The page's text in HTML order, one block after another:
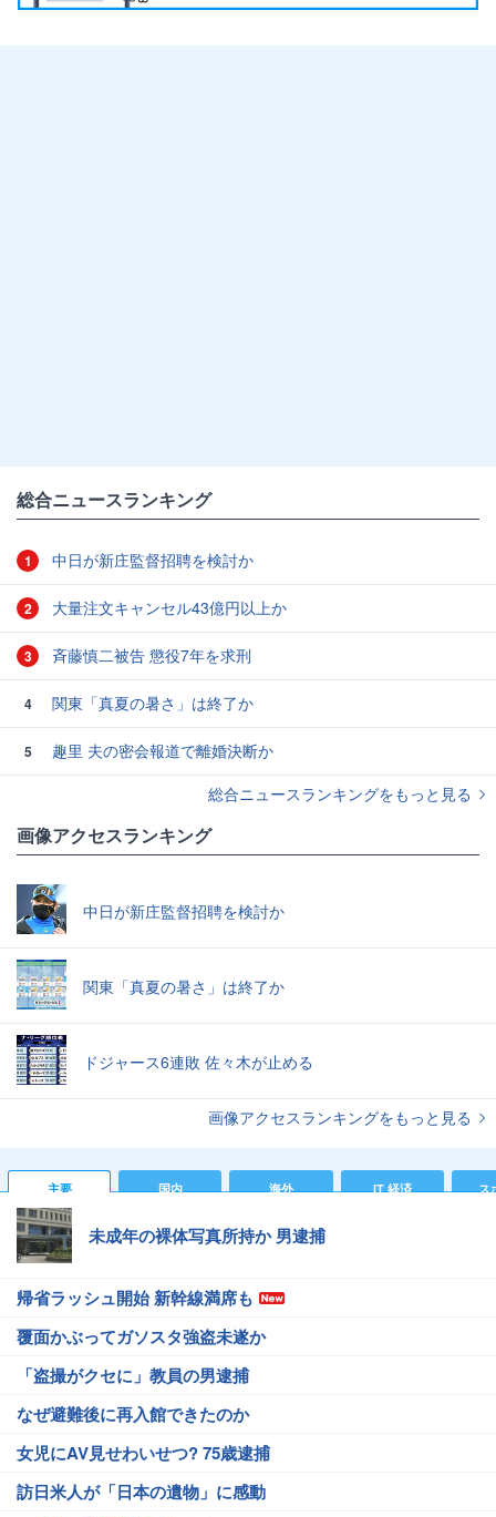
総合ニュースランキング
1 中日が新庄監督招聘を検討か
2 大量注文キャンセル43億円以上か
3 斉藤慎二被告 懲役7年を求刑
4 関東「真夏の暑さ」は終了か
5
趣里 夫の密会報道で離婚決断か
総合ニュースランキングをもっと見る
画像アクセスランキング
中日が新庄監督招聘を検討か
関東「真夏の暑さ」は終了か
ドジャース6連敗 佐々木が止める
画像アクセスランキングをもっと見る
主要 国内 海外 IT 経済 ス
未成年の裸体写真所持か 男逮捕
帰省ラッシュ開始 新幹線満席も
覆面かぶってガソスタ強盗未遂か
「盗撮がクセに」教員の男逮捕
なぜ避難後に再入館できたのか
女児にAV見せわいせつ? 75歳逮捕
訪日米人が「日本の遺物」に感動